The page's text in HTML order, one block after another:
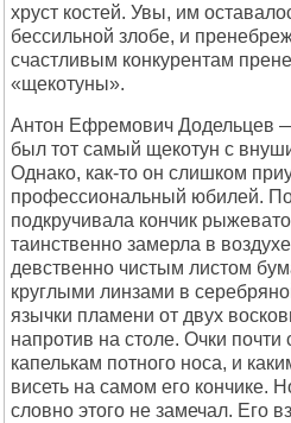
хруст костей. Увы, им
бессильной злобе, и
счастливым конкурентам
«щекотуны».
Антон Ефремович Додельцев
был тот самый щекотун с
Однако, как-то он слишком
профессиональный юбилей.
подкручивала кончик
таинственно замерла в
девственно чистым листом
круглыми линзами в
язычки пламени от двух
напротив на столе. Очки почти
капелькам потного носа, и
висеть на самом его кончике.
словно этого не замечал. Его